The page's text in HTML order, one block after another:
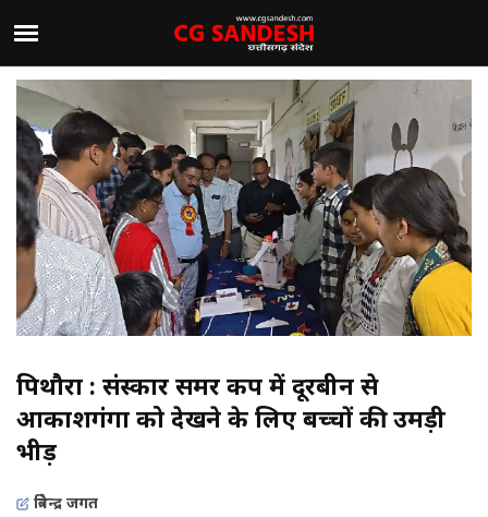
पिथौरा : संस्कार समर कैंप में दूरबीन से
आकाशगंगा को देखने के लिए बच्चों की उमड़ी
भीड़
त्रिवेन्द्र जगत